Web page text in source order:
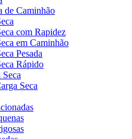
de Caminhão
com Rapidez
em Caminhão
Pesada
Rápido
Seca